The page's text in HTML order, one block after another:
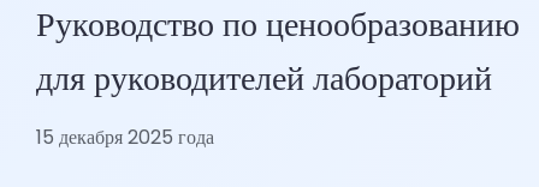
Руководство по ценообразованию
для руководителей лабораторий
15 декабря 2025 года